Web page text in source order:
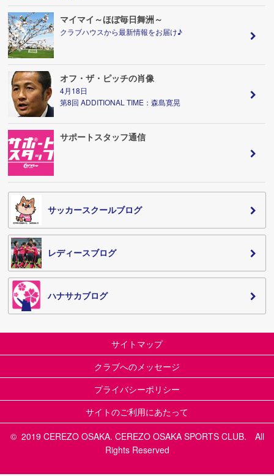
マイマイ～ほぼ毎日舞洲～
クラブハウスから最新情報をお届け♪
オフ・ザ・ピッチの肖像
4月18日
第8回 ADDITIONAL TIME：森島寛晃
サポートスタッフ通信
サッカースクールブログ
レディースブログ
ハナサカブログ
サイトマップ
クラブへのメッセージ
プライバシーポリシー
サイトのご利用にあたって
© 2019 CEREZO OSAKA. CEREZO OSAKA SPORTS CLUB. All
Rights Reserved